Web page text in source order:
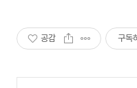
공감 구독